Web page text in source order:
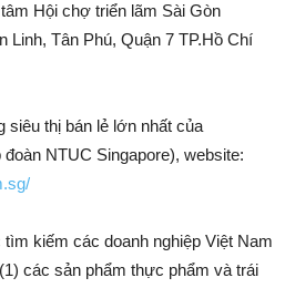
Hội chợ triển lãm Sài Gòn
Linh, Tân Phú, Quận 7 TP.Hồ Chí
siêu thị bán lẻ lớn nhất của
NTUC Singapore), website:
tìm kiếm các doanh nghiệp Việt Nam
các sản phẩm thực phẩm và trái